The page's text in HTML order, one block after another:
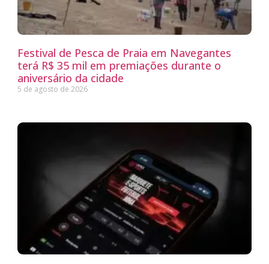
Festival de Pesca de Praia em Navegantes
terá R$ 35 mil em premiações durante o
aniversário da cidade
5 de agosto de 2026